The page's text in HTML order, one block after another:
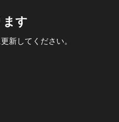
す
新してください。